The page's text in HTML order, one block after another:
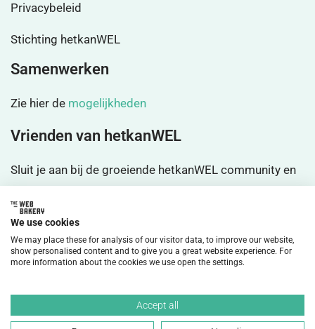
Privacybeleid
Stichting hetkanWEL
Samenwerken
Zie hier de mogelijkheden
Vrienden van hetkanWEL
Sluit je aan bij de groeiende hetkanWEL community en
©2026 HetkanWEL Alle rechten voorbehouden.
Disclaimer
We use cookies
We may place these for analysis of our visitor data, to improve our website,
show personalised content and to give you a great website experience. For
more information about the cookies we use open the settings.
Accept all